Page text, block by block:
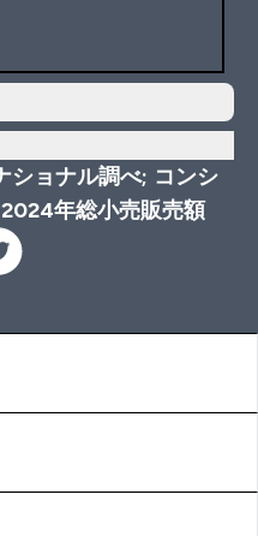
ショナル調べ; コンシ
年総小売販売額